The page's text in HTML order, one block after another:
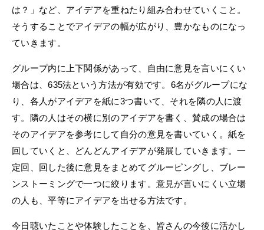
は？」など、アイデアを重ねたり組み合わせていくこと。
そうすることでアイデアの幅が広がり、豊かなものになっ
ていきます。
グループ内に上下関係があって、自由に意見を言いにくい
場合は、635法という方法が有効です。6名がグループにな
り、各人がアイデアを紙に3つ書いて、それを隣の人に渡
す。隣の人はその横に別のアイデアを書く、賛成の場合は
そのアイデアを参考にして自分の意見を書いていく。紙を
回していくと、どんどんアイデアが発展していきます。一
定回、回した後に意見をまとめてグルーピングし、ブレー
ンストーミングで一つに絞ります。意見が言いにくい立場
の人も、平等にアイデアを出せる方法です。
今日聴いたことや体験したことを、皆さんの今後に活かし